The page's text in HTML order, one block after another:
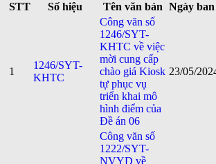
STT Số hiệu Tên văn bản Ngày
1
1246/SYT-
KHTC
Công văn số
1246/SYT-
KHTC về việc
mời cung cấp
chào giá Kiosk
tự phục vụ
triển khai mô
hình điểm của
Đề án 06
23/05/
Công văn số
1222/SYT-
NVYD về